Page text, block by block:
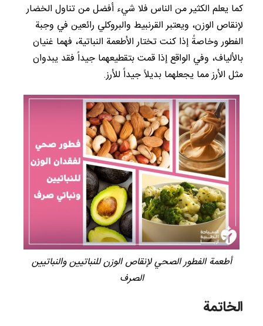
كما يعلم الكثير من الناس فلا شيء أفضل من تناول الخضار
لإنقاص الوزن، ويعتبر القرنبيط والبروكلي رائعين في وجبة
الفطور وخاصةً إذا كنت تختار الأطعمة النباتية، فهما غنيان
بالألياف، وفي الواقع إذا قمت بتقطيعهما جيداً فقد يبدوان
مثل الأرز مما يجعلهما بديلاً جيداً للأرز.
أطعمة الفطور الصحي لإنقاص الوزن للنباتيين والنباتيين
الصرف
الخاتمة